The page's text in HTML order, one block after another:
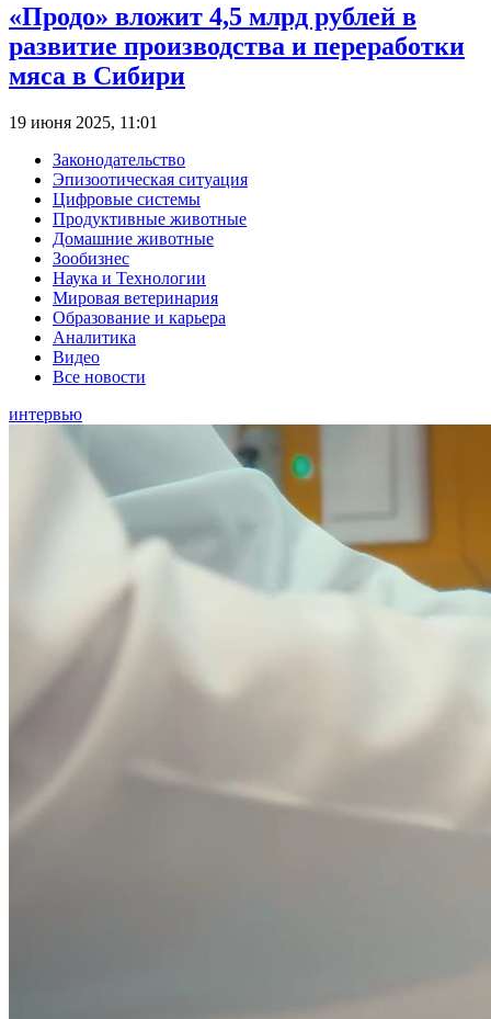
«Продо» вложит 4,5 млрд рублей в
развитие производства и переработки
мяса в Сибири
19 июня 2025, 11:01
Законодательство
Эпизоотическая ситуация
Цифровые системы
Продуктивные животные
Домашние животные
Зообизнес
Наука и Технологии
Мировая ветеринария
Образование и карьера
Аналитика
Видео
Все новости
интервью